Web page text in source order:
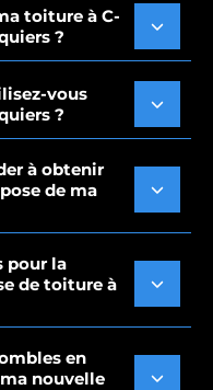
toiture à C-
?
vous
?
à obtenir
de ma
pour la
de toiture à
en
nouvelle